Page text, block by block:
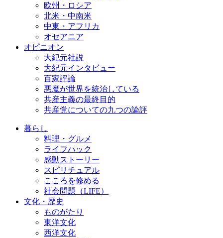
欧州・ロシア
北米・中南米
中東・アフリカ
オセアニア
オピニオン
大紀元社説
大紀元インタビュー
百家評論
悪魔が世界を統治している
共産主義の最終目的
共産党についての九つの論評
暮らし
料理・グルメ
ライフハック
感動ストーリー
スピリチュアル
こころを修める
社会問題（LIFE）
文化・歴史
ものがたり
東洋文化
西洋文化